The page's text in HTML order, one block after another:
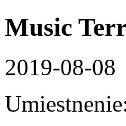
Music
2019-08-08